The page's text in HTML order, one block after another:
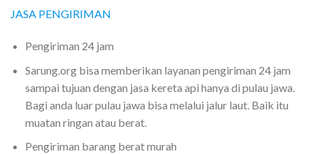
JASA PENGIRIMAN
Pengiriman 24 jam
Sarung.org bisa memberikan layanan pengiriman 24 jam
sampai tujuan dengan jasa kereta api hanya di pulau jawa.
Bagi anda luar pulau jawa bisa melalui jalur laut. Baik itu
muatan ringan atau berat.
Pengiriman barang berat murah